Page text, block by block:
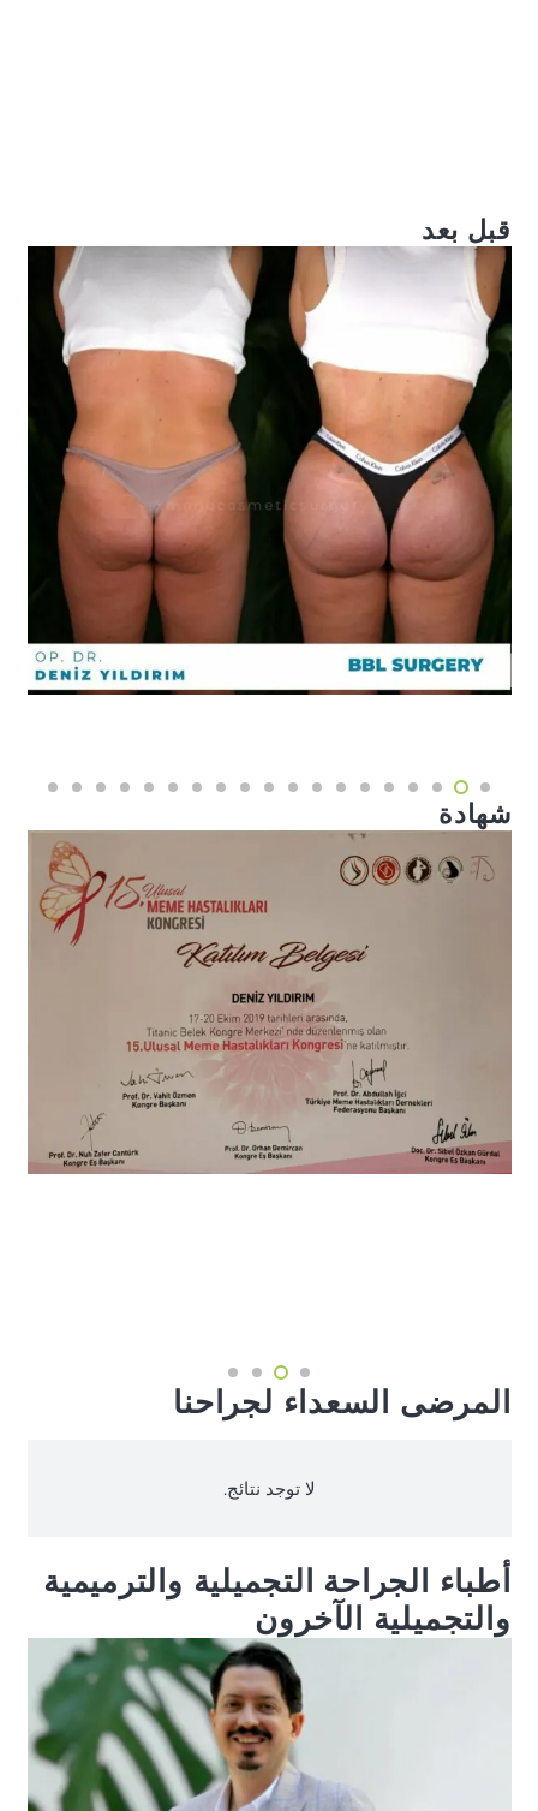
قبل بعد
شهادة
المرضى السعداء لجراحنا
لا توجد نتائج.
أطباء الجراحة التجميلية والترميمية
والتجميلية الآخرون